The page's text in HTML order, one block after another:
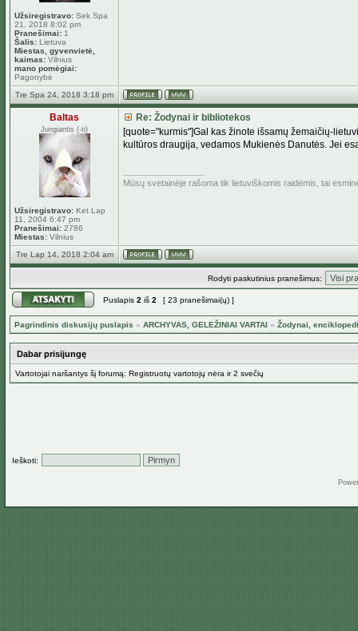
Užsiregistravo: Sek Spa
21, 2018 8:02 pm
Pranešimai: 1
Šalis: Lietuva
Miestas, gyvenvietė,
kaimas: Vilnius
mano pomėgiai:
Pagonybė
Tre Spa 24, 2018 3:18 pm
Baltas
Jungiantis (-ti)
Užsiregistravo: Ket Lap
11, 2004 6:47 pm
Pranešimai: 2786
Miestas: Vilnius
Re: Žodynai ir bibliotekos
[quote="kurmis"]Gal kas žinote išsamų žemaičių-
kultūros draugija, vedamos Mukienės Danutės. Jei
Mūsų svetainėje rašoma tik lietuviškomis raidėmis, tai
Tre Lap 14, 2018 2:04 am
Rodyti paskutinius pranešimus:
Puslapis 2 iš 2 [ 23 pranešimai(ų) ]
Pagrindinis diskusijų puslapis » ARCHYVAS, GELEŽINIAI VARTAI » Žodynai,
Dabar prisijungę
Vartotojai naršantys šį forumą: Registruotų vartotojų nėra ir 2 svečių
Ieškoti: